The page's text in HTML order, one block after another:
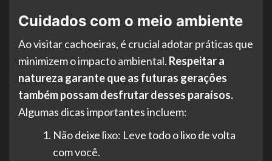
Cuidados com o meio ambiente
Ao visitar cachoeiras, é crucial adotar práticas que
minimizem o impacto ambiental. Respeitar a
natureza garante que as futuras gerações
também possam desfrutar desses paraísos.
Algumas dicas importantes incluem:
Não deixe lixo: Leve todo o lixo de volta
com você.